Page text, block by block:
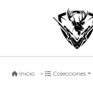
Inicio Colecciones